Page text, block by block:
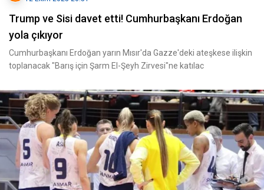
Trump ve Sisi davet etti! Cumhurbaşkanı Erdoğan
yola çıkıyor
Cumhurbaşkanı Erdoğan yarın Mısır'da Gazze'deki ateşkese ilişkin
toplanacak "Barış için Şarm El-Şeyh Zirvesi"ne katılac